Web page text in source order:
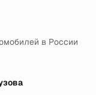
в России